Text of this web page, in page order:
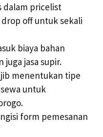
dalam pricelist
off untuk sekali
biaya bahan
juga jasa supir.
menentukan tipe
untuk
form pemesanan